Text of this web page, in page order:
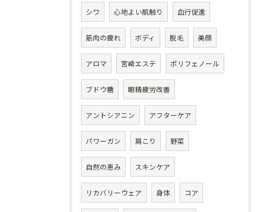
シワ 心地よい肌触り 血行促進
筋肉の疲れ ボディ 脱毛 美顔
アロマ 宮崎エステ ポリフェノール
ブドウ糖 眼精疲労改善
アントシアニン アフターケア
パワーガン 肩こり 野菜
自然の恵み スキンケア
リカバリーウェア 身体 コア